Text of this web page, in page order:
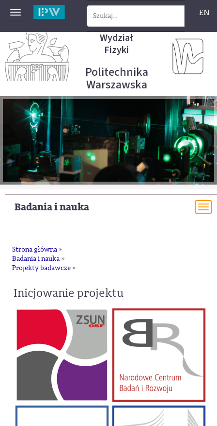
Toggle
EN
Wydział
Fizyki
Politechnika
Warszawska
Badania i nauka
Strona główna »
Badania i nauka »
Projekty badawcze »
Inicjowanie projektu